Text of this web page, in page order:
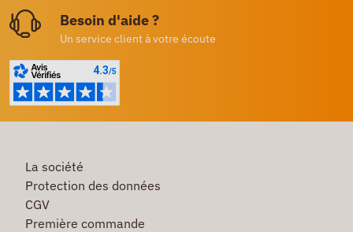
Besoin d'aide ?
Un service client à votre écoute
La société
Protection des données
CGV
Première commande